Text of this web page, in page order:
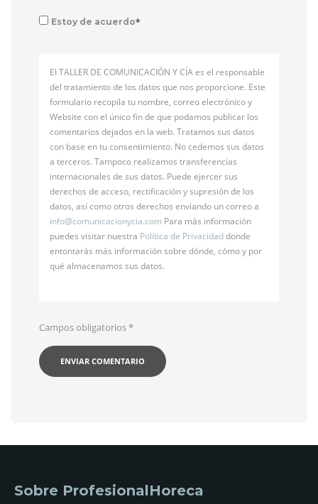
Estoy de acuerdo*
El TALLER DE COMUNICACIÓN Y CÍA es el responsable
del tratamiento de los datos que nos proporcione. Este
formulario recopila tu nombre, correo electrónico y
Website con el único fin de que podamos publicar los
comentarios dejados en la web. Tratamos sus datos
con base en tu consentimiento. No cedemos sus datos
a terceros. Tampoco realizamos transferencias
internacionales de sus datos. Puede ejercer sus
derechos de acceso, rectificación y supresión de los
datos, así como otros derechos enviando un correo a
info@comunicacionycia.com Para más información
puedes visitar nuestra Política de Privacidaddonde
entontarás más información sobre dónde, cómo y por
qué almacenamos sus datos.
Campos obligatorios*
Sobre ProfesionalHoreca